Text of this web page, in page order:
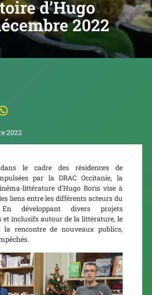
d’Hugo
2022
2022
dans le cadre des résidences de
par la DRAC Occitanie, la
littérature d’Hugo Boris vise à
liens entre les différents acteurs du
développant divers projets
et inclusifs autour de la littérature, le
la rencontre de nouveaux publics,